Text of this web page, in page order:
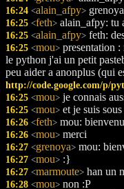
16:24 <alain_afpy>
16:25 <feth> alain_afpy: tu
16:25 <alain_afpy> feth:
16:25 <mou> presentation
le python j'ai un petit
peu aider a anonplus (qui
http://code.google.com/p/
16:25 <mou> je connais
16:25 <mou> et je suis
16:26 <feth> mou:
16:26 <mou> merci
16:27 <grenoya> mou:
16:27 <mou> :}
16:27 <marmoute> han un
16:28 <mou> non :P